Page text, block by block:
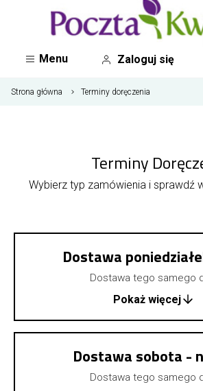
Menu Zaloguj się
Strona główna Terminy doręczenia
Terminy
Wybierz typ zamówienia i sprawdź
Dostawa
Dostawa tego samego
Pokaż więcej
Dostawa sobota -
Dostawa tego samego